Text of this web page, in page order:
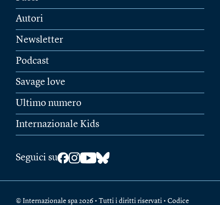
Autori
Newsletter
Podcast
Savage love
Ultimo numero
Internazionale Kids
Seguici su
© Internazionale spa 2026 • Tutti i diritti riservati • Codice